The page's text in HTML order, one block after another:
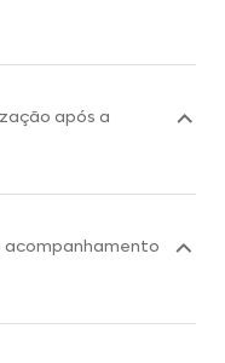
após a
acompanhamento